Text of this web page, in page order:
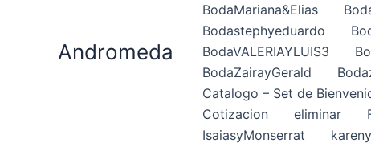
Andromeda
BodaMariana&Elias
Bodastephyeduardo
BodaVALERIAYLUIS3
BodaZairayGerald
Catalogo – Set de
Cotizacion
eliminar
IsaiasyMonserrat